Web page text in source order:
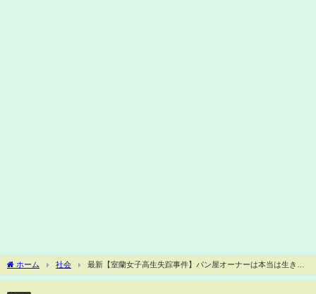
ホーム 社会
最新【室蘭女子高生失踪事件】パン屋オーナーは本当は生きて
たのか？【お店再開】千田麻未さん失踪事件の真相